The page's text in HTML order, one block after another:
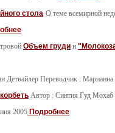
стола О теме всемирной
Объем груди и
Детвайлер Переводчик :
Автор : Синтия Гуд Мохаб
2005 Подробнее